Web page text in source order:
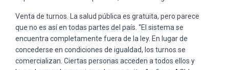
Venta de turnos. La salud pública es gratuita, pero parece
que no es así en todas partes del país. “El sistema se
encuentra completamente fuera de la ley. En lugar de
concederse en condiciones de igualdad, los turnos se
comercializan. Ciertas personas acceden a todos ellos y